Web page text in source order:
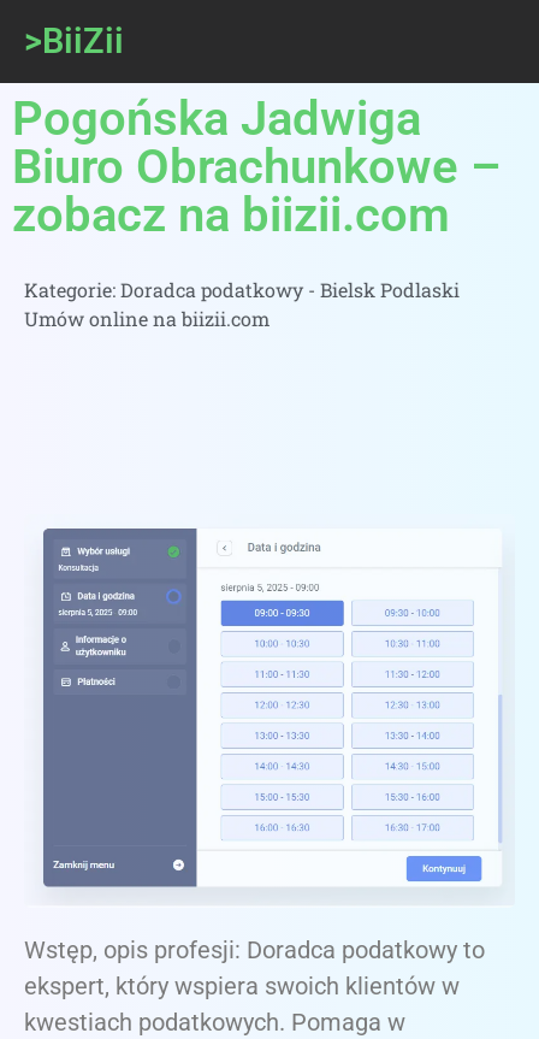
>BiiZii
Pogońska Jadwiga
Biuro Obrachunkowe –
zobacz na biizii.com
Kategorie:Doradca podatkowy - Bielsk Podlaski
Umów online na biizii.com
Wstęp, opis profesji: Doradca podatkowy to
ekspert, który wspiera swoich klientów w
kwestiach podatkowych. Pomaga w